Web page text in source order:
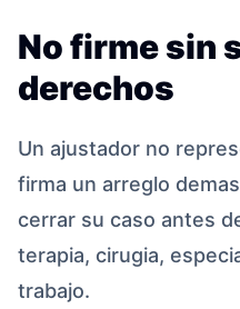
No firme sin
derechos
Un ajustador no
firma un arreglo
cerrar su caso antes
terapia, cirugia,
trabajo.